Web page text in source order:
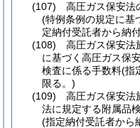
(107)
高圧ガス保安法
(特例条例の規定に基
定納付受託者から納
(108)
高圧ガス保安法
に基づく高圧ガス保
検査に係る手数料(指
限る。)
(109)
高圧ガス保安法
法に規定する附属品
(指定納付受託者から